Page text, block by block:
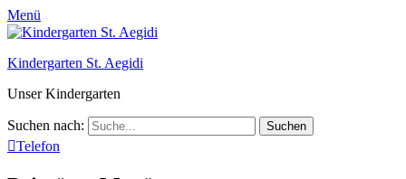
Menü
Kindergarten St. Aegidi
Unser Kindergarten
Suchen nach:
Telefon